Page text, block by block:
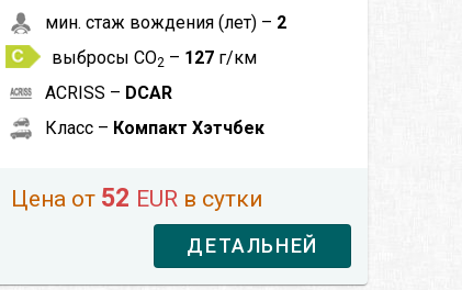
мин. стаж вождения (лет) – 2
выбросы CO2 – 127 г/км
ACRISS – DCAR
Класс – Компакт Хэтчбек
Цена от 52 EUR в сутки
ДЕТАЛЬНЕЙ